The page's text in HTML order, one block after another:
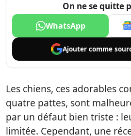
On ne se quitte
WhatsApp
Ajouter comme
Les chiens, ces adorables
quatre pattes, sont
par un défaut bien triste :
limitée. Cependant, une